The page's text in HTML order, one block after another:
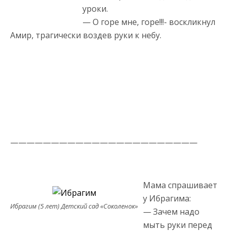
уроки.
— О горе мне, горе!!!- воскликнул
Амир, трагически воздев руки к небу.
———————————————————————
Ибрагим (5 лет) Детский сад «Соколенок»
Мама спрашивает
у Ибрагима:
— Зачем надо
мыть руки перед